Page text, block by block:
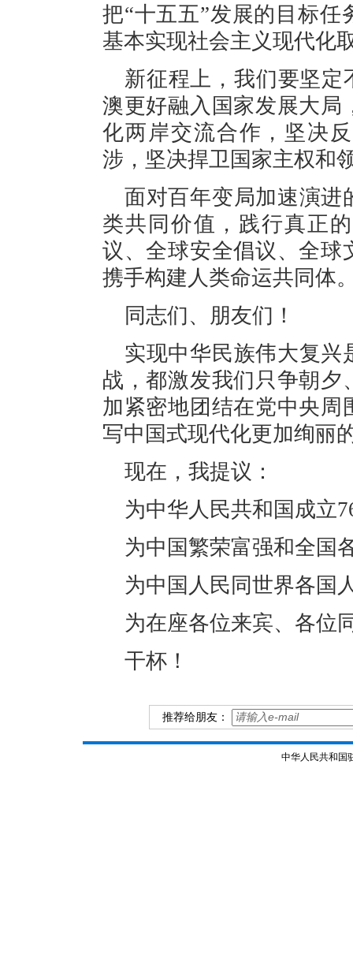
把“十五五”发展的目标
基本实现社会主义现代化
新征程上，我们要坚定
澳更好融入国家发展大局
化两岸交流合作，坚决
涉，坚决捍卫国家主权和
面对百年变局加速演进
类共同价值，践行真正
议、全球安全倡议、全球
携手构建人类命运共同体
同志们、朋友们！
实现中华民族伟大复兴
战，都激发我们只争朝夕
加紧密地团结在党中央周
写中国式现代化更加绚丽
现在，我提议：
为中华人民共和国成立
为中国繁荣富强和全国
为中国人民同世界各国
为在座各位来宾、各位
干杯！
推荐给朋友：
中华人民共和国